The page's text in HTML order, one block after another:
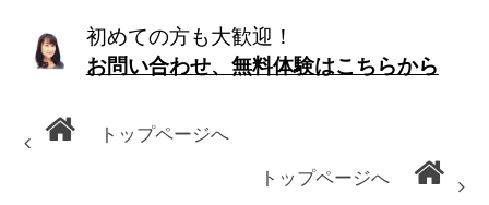
初めての方も大歓迎！
お問い合わせ、無料体験はこちらから
トップページへ
トップページへ